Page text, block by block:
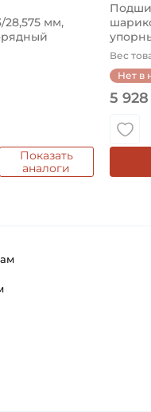
28,575 мм,
Показать
аналоги
Вес
Нет в
5 928